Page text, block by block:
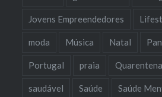
Jovens Empreendedores
moda Música Natal
Portugal praia Quarentena
saudável Saúde Saúde